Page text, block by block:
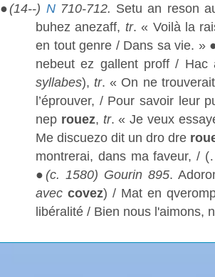
●(14--) N710-712. Setu an reson
buhez anezaff, tr. « Voilà la
en tout genre / Dans sa vie. »
nebeut ez gallent proff /
syllabes),tr. « On ne
l’éprouver, / Pour savoir leur
nep rouez, tr. « Je veux
Me discuezo dit un dro dre
montrerai, dans ma faveur, /
●(c. 1580) Gourin 895.
avec covez) / Mat en
libéralité / Bien nous l'aimons,